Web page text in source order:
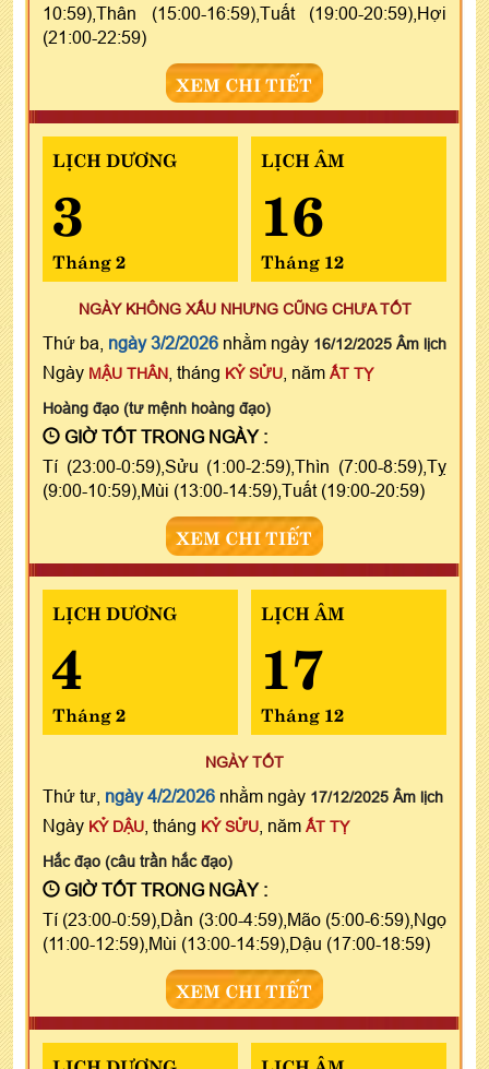
10:59),Thân (15:00-16:59),Tuất (19:00-20:59),Hợi
(21:00-22:59)
XEM CHI TIẾT
LỊCH DƯƠNG
3
Tháng 2
LỊCH ÂM
16
Tháng 12
NGÀY KHÔNG XẤU NHƯNG CŨNG CHƯA TỐT
Thứ ba, ngày 3/2/2026 nhằm ngày 16/12/2025 Âm lịch
Ngày MẬU THÂN , tháng KỶ SỬU , năm ẤT TỴ
Hoàng đạo (tư mệnh hoàng đạo)
GIỜ TỐT TRONG NGÀY :
Tí (23:00-0:59),Sửu (1:00-2:59),Thìn (7:00-8:59),Tỵ
(9:00-10:59),Mùi (13:00-14:59),Tuất (19:00-20:59)
XEM CHI TIẾT
LỊCH DƯƠNG
4
Tháng 2
LỊCH ÂM
17
Tháng 12
NGÀY TỐT
Thứ tư, ngày 4/2/2026 nhằm ngày 17/12/2025 Âm lịch
Ngày KỶ DẬU , tháng KỶ SỬU , năm ẤT TỴ
Hắc đạo (câu trần hắc đạo)
GIỜ TỐT TRONG NGÀY :
Tí (23:00-0:59),Dần (3:00-4:59),Mão (5:00-6:59),Ngọ
(11:00-12:59),Mùi (13:00-14:59),Dậu (17:00-18:59)
XEM CHI TIẾT